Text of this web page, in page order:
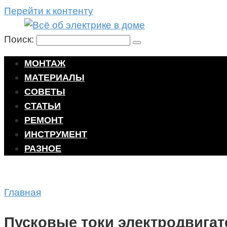
Перейти к контенту
Поиск:
МОНТАЖ
МАТЕРИАЛЫ
СОВЕТЫ
СТАТЬИ
РЕМОНТ
ИНСТРУМЕНТ
РАЗНОЕ
Главная
Пусковые токи